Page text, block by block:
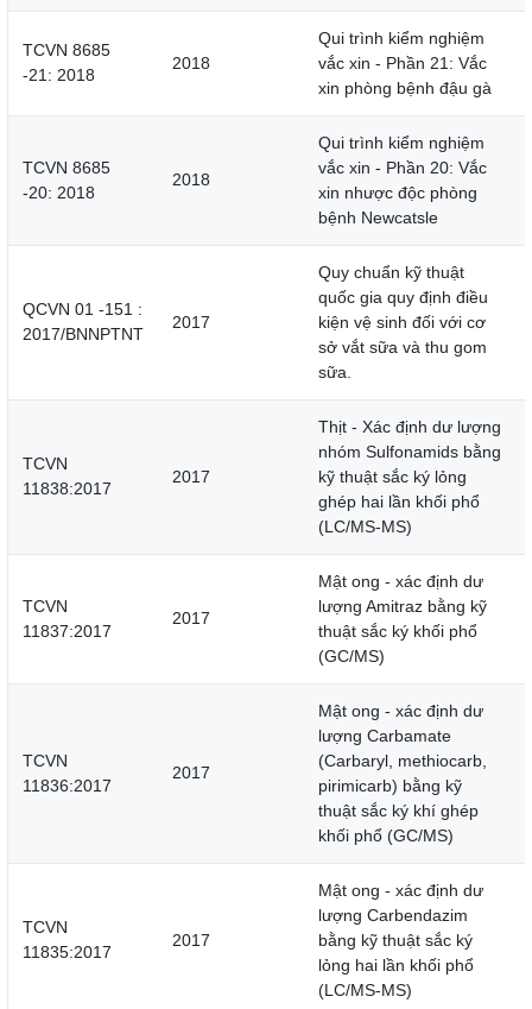
TCVN 8685
-21: 2018
2018
Qui trình kiểm nghiệm
vắc xin - Phần 21: Vắc
xin phòng bệnh đậu gà
TCVN 8685
-20: 2018
2018
Qui trình kiểm nghiệm
vắc xin - Phần 20: Vắc
xin nhược độc phòng
bệnh Newcatsle
QCVN 01 -151 :
2017/BNNPTNT
2017
Quy chuẩn kỹ thuật
quốc gia quy định điều
kiện vệ sinh đối với cơ
sở vắt sữa và thu gom
sữa.
TCVN
11838:2017
2017
Thịt - Xác định dư lượng
nhóm Sulfonamids bằng
kỹ thuật sắc ký lỏng
ghép hai lần khối phổ
(LC/MS-MS)
TCVN
11837:2017
2017
Mật ong - xác định dư
lượng Amitraz bằng kỹ
thuật sắc ký khối phổ
(GC/MS)
TCVN
11836:2017
2017
Mật ong - xác định dư
lượng Carbamate
(Carbaryl, methiocarb,
pirimicarb) bằng kỹ
thuật sắc ký khí ghép
khối phổ (GC/MS)
TCVN
11835:2017
2017
Mật ong - xác định dư
lượng Carbendazim
bằng kỹ thuật sắc ký
lỏng hai lần khối phổ
(LC/MS-MS)